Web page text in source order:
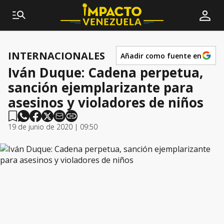
INTERNACIONALES Añadir como fuente en
Iván Duque: Cadena perpetua,
sanción ejemplarizante para
asesinos y violadores de niños
19 de junio de 2020 | 09:50